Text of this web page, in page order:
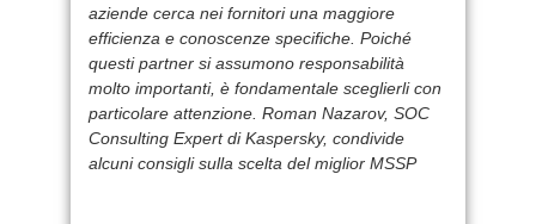
aziende cerca nei fornitori una maggiore
efficienza e conoscenze specifiche. Poiché
questi partner si assumono responsabilità
molto importanti, è fondamentale sceglierli con
particolare attenzione. Roman Nazarov, SOC
Consulting Expert di Kaspersky, condivide
alcuni consigli sulla scelta del miglior MSSP